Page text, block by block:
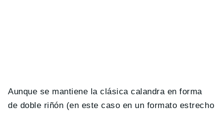
Aunque se mantiene la clásica calandra en forma
de doble riñón (en este caso en un formato estrecho